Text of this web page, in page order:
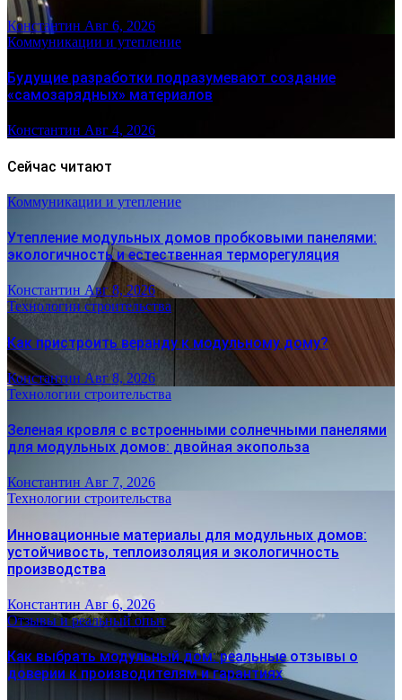
Константин Авг 6, 2026
Коммуникации и утепление
Будущие разработки подразумевают создание
«самозарядных» материалов
Константин Авг 4, 2026
Сейчас читают
Коммуникации и утепление
Утепление модульных домов пробковыми панелями:
экологичность и естественная терморегуляция
Константин Авг 8, 2026
Технологии строительства
Как пристроить веранду к модульному дому?
Константин Авг 8, 2026
Технологии строительства
Зеленая кровля с встроенными солнечными панелями
для модульных домов: двойная экопольза
Константин Авг 7, 2026
Технологии строительства
Инновационные материалы для модульных домов:
устойчивость, теплоизоляция и экологичность
производства
Константин Авг 6, 2026
Отзывы и реальный опыт
Как выбрать модульный дом: реальные отзывы о
доверии к производителям и гарантиях